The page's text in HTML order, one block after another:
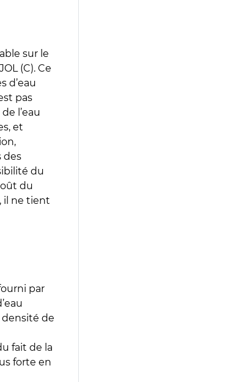
sur le
(C). Ce
d’eau
pas
l’eau
et
des
du
du
il ne tient
par
densité de
fait de la
forte en